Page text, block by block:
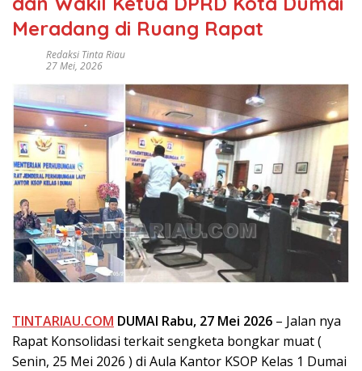
Meradang di Ruang Rapat
Redaksi Tinta Riau
27 Mei, 2026
TINTARIAU.COM DUMAI Rabu, 27 Mei 2026 – Jalan nya
Rapat Konsolidasi terkait sengketa bongkar muat (
Senin, 25 Mei 2026 ) di Aula Kantor KSOP Kelas 1 Dumai